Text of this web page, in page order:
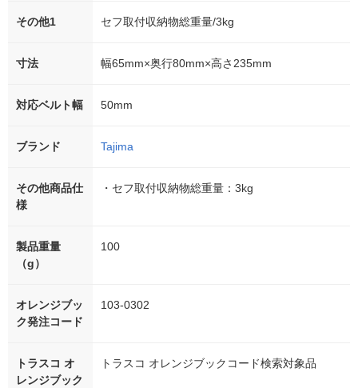
その他1 セフ取付収納物総重量/3kg
寸法 幅65mm×奥行80mm×高さ235mm
対応ベルト幅 50mm
ブランド Tajima
その他商品仕
様
・セフ取付収納物総重量：3kg
製品重量
（g）
100
オレンジブッ
ク発注コード
103-0302
トラスコ オ
レンジブック
トラスコ オレンジブックコード検索対象品